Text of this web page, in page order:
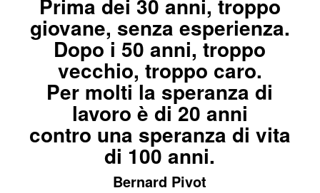
Prima dei 30 anni, troppo
giovane, senza esperienza.
Dopo i 50 anni, troppo
vecchio, troppo caro.
Per molti la speranza di
lavoro è di 20 anni
contro una speranza di vita
di 100 anni.
Bernard Pivot